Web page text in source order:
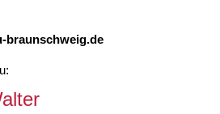
braunschweig.de